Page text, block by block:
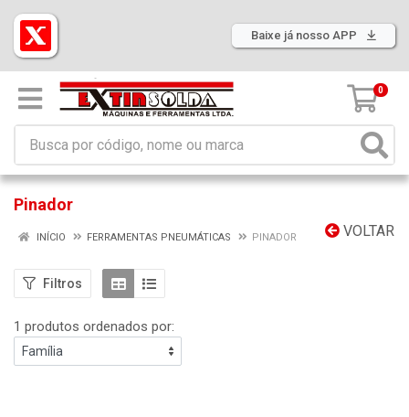
Baixe já nosso APP
0
Pinador
VOLTAR
INÍCIO FERRAMENTAS PNEUMÁTICAS PINADOR
Filtros
1 produtos ordenados por: